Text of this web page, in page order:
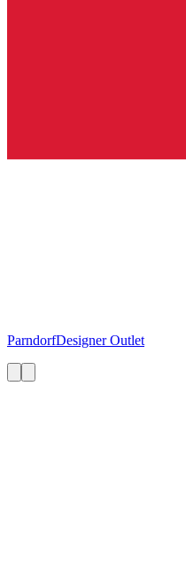
ParndorfDesigner Outlet